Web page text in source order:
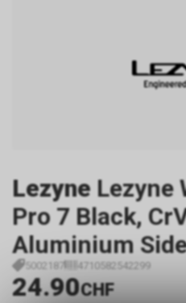
Lezyne Lezyne
Pro 7 Black,
Aluminium
5002187 4710582542299
24.90CHF